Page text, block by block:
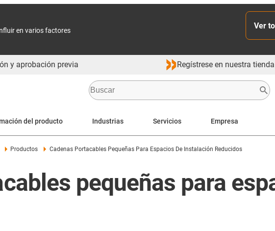
en varios factores
Ver
y aprobación previa Regístrese en nuestra
del producto Industrias Servicios Empresa
Productos Cadenas Portacables Pequeñas Para Espacios De Instalación Reducidos
pequeñas para